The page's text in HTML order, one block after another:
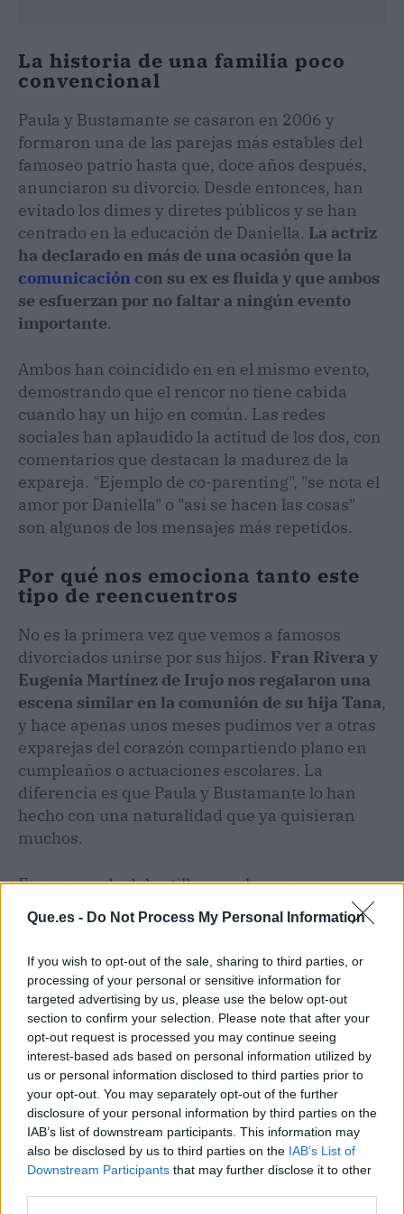
Que.es - Do Not Process My Personal Information
If you wish to opt-out of the sale, sharing to third parties, or
processing of your personal or sensitive information for
targeted advertising by us, please use the below opt-out
section to confirm your selection. Please note that after your
opt-out request is processed you may continue seeing
interest-based ads based on personal information utilized by
us or personal information disclosed to third parties prior to
your opt-out. You may separately opt-out of the further
disclosure of your personal information by third parties on the
IAB’s list of downstream participants. This information may
also be disclosed by us to third parties on the IAB’s List of
Downstream Participants that may further disclose it to other
La historia de una familia poco
convencional
Paula y Bustamante se casaron en 2006 y
formaron una de las parejas más estables del
famoseo patrio hasta que, doce años después,
anunciaron su divorcio. Desde entonces, han
evitado los dimes y diretes públicos y se han
centrado en la educación de Daniella. La actriz
ha declarado en más de una ocasión que la
comunicación con su ex es fluida y que ambos
se esfuerzan por no faltar a ningún evento
importante.
Ambos han coincidido en en el mismo evento,
demostrando que el rencor no tiene cabida
cuando hay un hijo en común. Las redes
sociales han aplaudido la actitud de los dos, con
comentarios que destacan la madurez de la
expareja. "Ejemplo de co-parenting", "se nota el
amor por Daniella" o "así se hacen las cosas"
son algunos de los mensajes más repetidos.
Por qué nos emociona tanto este
tipo de reencuentros
No es la primera vez que vemos a famosos
divorciados unirse por sus hijos. Fran Rivera y
Eugenia Martínez de Irujo nos regalaron una
escena similar en la comunión de su hija Tana,
y hace apenas unos meses pudimos ver a otras
exparejas del corazón compartiendo plano en
cumpleaños o actuaciones escolares. La
diferencia es que Paula y Bustamante lo han
hecho con una naturalidad que ya quisieran
muchos.
En un mundo del cotilleo muchas veces
dominado por los beefs, los desplantes y los
indirectazos en redes, la imagen de Paula y
Bustamante es un soplo de aire fresco.
No hay
tiras y aflojas, solo cariño auténtico hacia una
misma persona: su hija. Y eso, señores, es lo
que convierte esta noticia en algo más que un
simple posado. Es un recordatorio de que las
familias reconstituidas pueden ser tan sólidas
como las tradicionales, y que los hijos merecen
padres que sepan dejar las diferencias a un
lado.
Dejémoslo en un «así sí».